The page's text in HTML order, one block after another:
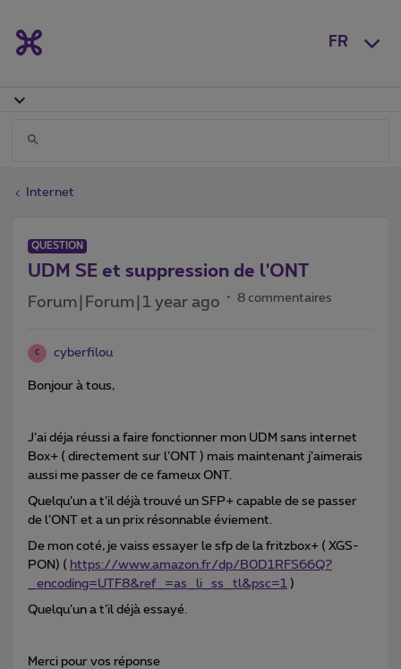
FR
Internet
QUESTION
UDM SE et suppression de l'ONT
Forum|Forum|1 year ago 8 commentaires
C cyberfilou
Bonjour à tous,
J’ai déja réussi a faire fonctionner mon UDM sans internet
Box+ ( directement sur l’ONT ) mais maintenant j’aimerais
aussi me passer de ce fameux ONT.
Quelqu’un a t’il déjà trouvé un SFP+ capable de se passer
de l’ONT et a un prix résonnable éviement.
De mon coté, je vaiss essayer le sfp de la fritzbox+ ( XGS-
PON) ( https://www.amazon.fr/dp/B0D1RFS66Q?
_encoding=UTF8&ref_=as_li_ss_tl&psc=1 )
Quelqu’un a t’il déjà essayé.
Merci pour vos réponse